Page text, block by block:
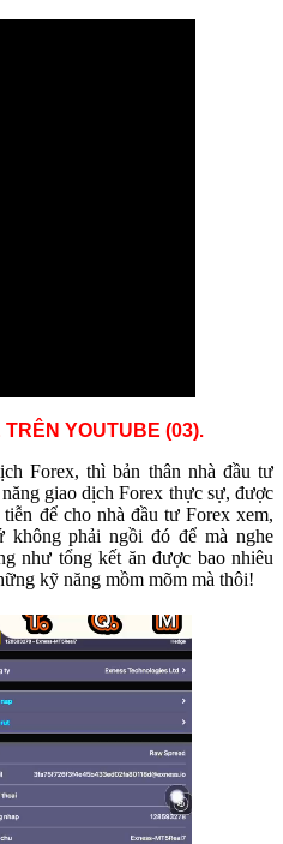
TRÊN YOUTUBE (03).
Forex, thì bản thân nhà đầu tư
giao dịch Forex thực sự, được
để cho nhà đầu tư Forex xem,
không phải ngồi đó để mà nghe
như tổng kết ăn được bao nhiêu
kỹ năng mồm mõm mà thôi!